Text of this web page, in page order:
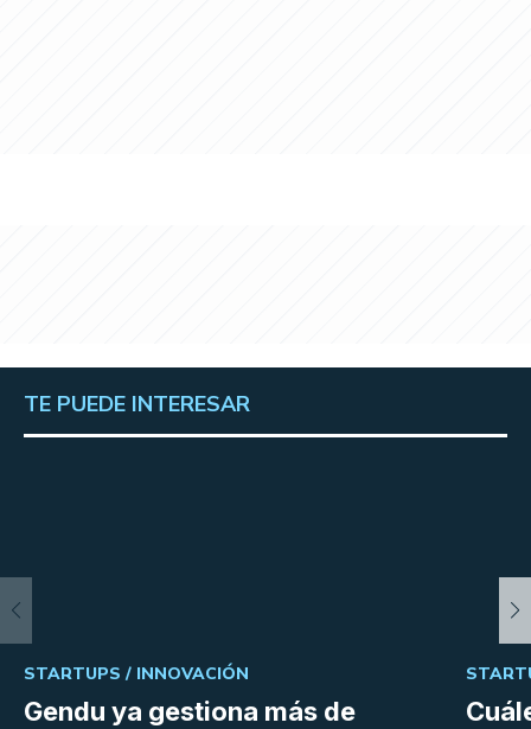
TE PUEDE INTERESAR
Gendu ya gestiona más de
STARTUPS / INNOVACIÓN